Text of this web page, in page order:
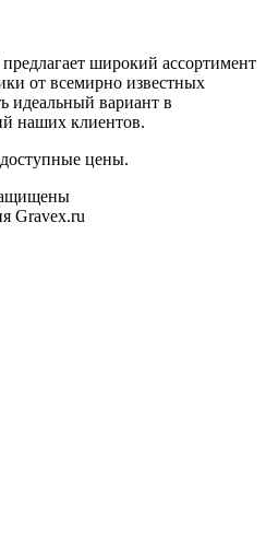
широкий ассортимент
от всемирно известных
идеальный вариант в
наших клиентов.
цены.
Gravex.ru